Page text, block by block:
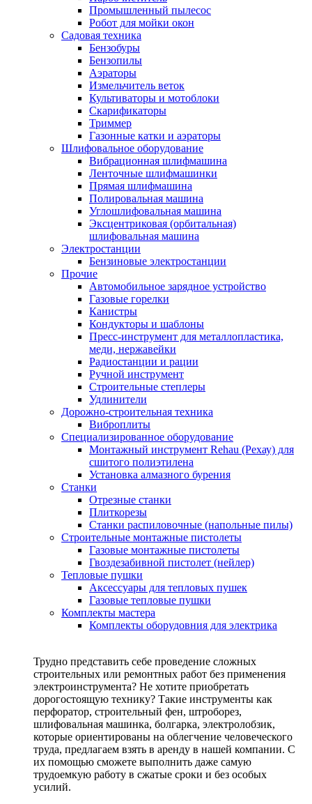
Промышленный пылесос
Робот для мойки окон
Садовая техника
Бензобуры
Бензопилы
Аэраторы
Измельчитель веток
Культиваторы и мотоблоки
Скарификаторы
Триммер
Газонные катки и аэраторы
Шлифовальное оборудование
Вибрационная шлифмашина
Ленточные шлифмашинки
Прямая шлифмашина
Полировальная машина
Углошлифовальная машина
Эксцентриковая (орбитальная)
шлифовальная машина
Электростанции
Бензиновые электростанции
Прочие
Автомобильное зарядное устройство
Газовые горелки
Канистры
Кондукторы и шаблоны
Пресс-инструмент для металлопластика,
меди, нержавейки
Радиостанции и рации
Ручной инструмент
Строительные степлеры
Удлинители
Дорожно-строительная техника
Виброплиты
Специализированное оборудование
Монтажный инструмент Rehau (Рехау) для
сшитого полиэтилена
Установка алмазного бурения
Станки
Отрезные станки
Плиткорезы
Станки распиловочные (напольные пилы)
Строительные монтажные пистолеты
Газовые монтажные пистолеты
Гвоздезабивной пистолет (нейлер)
Тепловые пушки
Аксессуары для тепловых пушек
Газовые тепловые пушки
Комплекты мастера
Комплекты оборудовния для электрика
Трудно представить себе проведение сложных
строительных или ремонтных работ без применения
электроинструмента? Не хотите приобретать
дорогостоящую технику? Такие инструменты как
перфоратор, строительный фен, штроборез,
шлифовальная машинка, болгарка, электролобзик,
которые ориентированы на облегчение человеческого
труда, предлагаем взять в аренду в нашей компании. С
их помощью сможете выполнить даже самую
трудоемкую работу в сжатые сроки и без особых
усилий.